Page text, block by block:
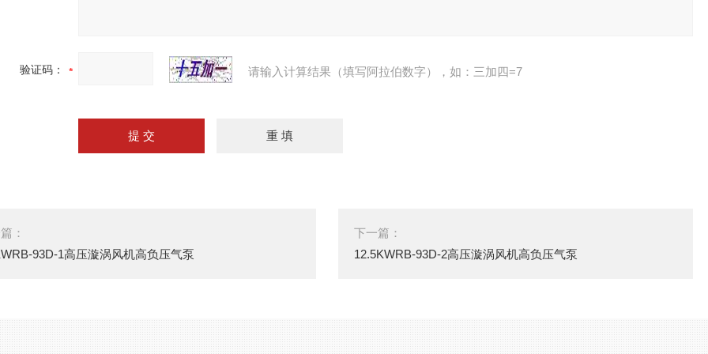
验证码： 请输入计算结果（填写阿拉伯数字），如：三加四=7
：
93D-1高压漩涡风机高负压气泵
下一篇：
12.5KWRB-93D-2高压漩涡风机高负压气泵